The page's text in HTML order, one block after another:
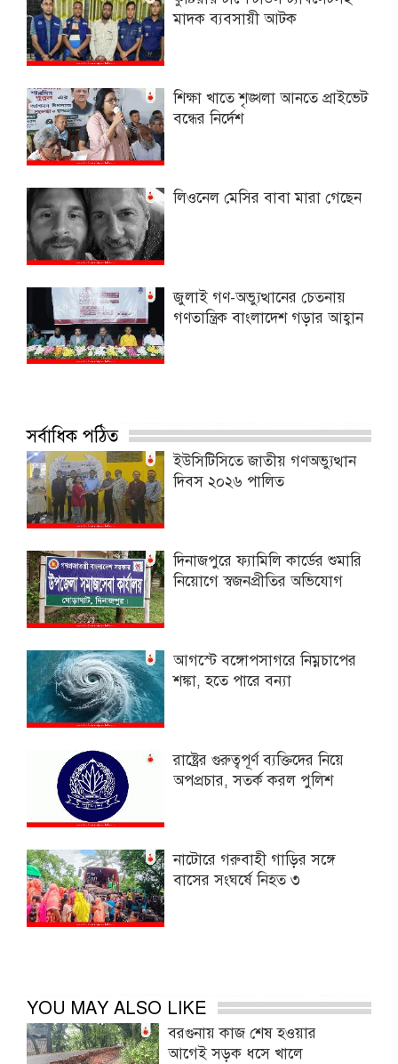
মাদক ব্যবসায়ী আটক
শিক্ষা খাতে শৃঙ্খলা আনতে প্রাইভেট
বন্ধের নির্দেশ
লিওনেল মেসির বাবা মারা গেছেন
জুলাই গণ-অভ্যুত্থানের চেতনায়
গণতান্ত্রিক বাংলাদেশ গড়ার আহ্বান
সর্বাধিক পঠিত
ইউসিটিসিতে জাতীয় গণঅভ্যুত্থান
দিবস ২০২৬ পালিত
দিনাজপুরে ফ্যামিলি কার্ডের শুমারি
নিয়োগে স্বজনপ্রীতির অভিযোগ
আগস্টে বঙ্গোপসাগরে নিম্নচাপের
শঙ্কা, হতে পারে বন্যা
রাষ্ট্রের গুরুত্বপূর্ণ ব্যক্তিদের নিয়ে
অপপ্রচার, সতর্ক করল পুলিশ
নাটোরে গরুবাহী গাড়ির সঙ্গে
বাসের সংঘর্ষে নিহত ৩
YOU MAY ALSO LIKE
বরগুনায় কাজ শেষ হওয়ার
আগেই সড়ক ধসে খালে